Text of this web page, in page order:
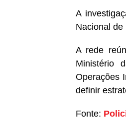
A
Nacional
A rede
Ministério
Operações
definir
Fonte: